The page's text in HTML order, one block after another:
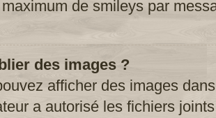
de smileys par
des images ?
afficher des images
a autorisé les fichiers